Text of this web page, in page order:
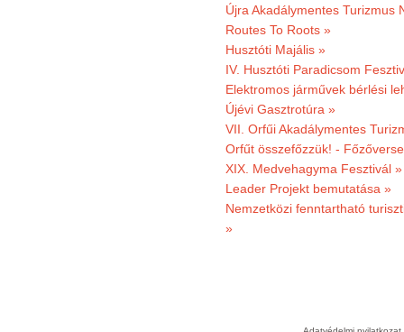
Újra Akadálymentes Turizmus
Routes To Roots »
Husztóti Majális »
IV. Husztóti Paradicsom
Elektromos járművek bérlési
Újévi Gasztrotúra »
VII. Orfűi Akadálymentes
Orfűt összefőzzük! -
XIX. Medvehagyma Fesztivál »
Leader Projekt bemutatása »
Nemzetközi fenntartható
»